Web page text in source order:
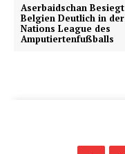
Aserbaidschan Besiegt
Belgien Deutlich in der
Nations League des
Amputiertenfußballs